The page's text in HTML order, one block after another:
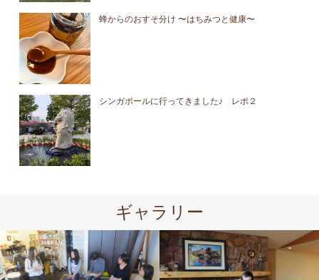
蜂からのおすそ分け 〜はちみつと健康〜
シンガポールに行ってきました♪ レポ２
ギャラリー